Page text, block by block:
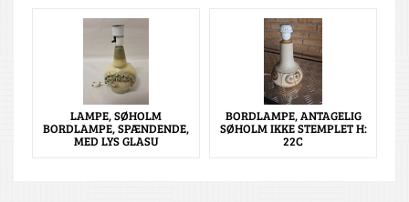
LAMPE, SØHOLM
BORDLAMPE, SPÆNDENDE,
MED LYS GLASU
BORDLAMPE, ANTAGELIG
SØHOLM IKKE STEMPLET H:
22C